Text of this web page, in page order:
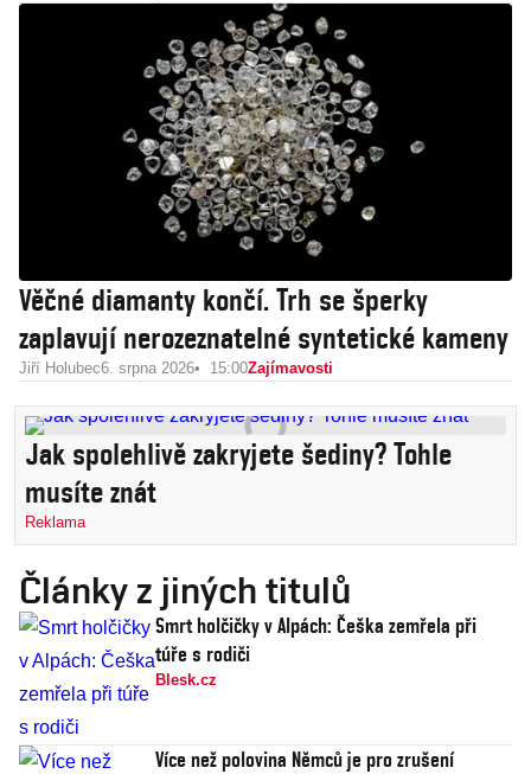
Věčné diamanty končí. Trh se šperky
zaplavují nerozeznatelné syntetické kameny
Jiří Holubec6. srpna 2026 15:00Zajímavosti
Jak spolehlivě zakryjete šediny? Tohle
musíte znát
Reklama
Články z jiných titulů
Smrt holčičky v Alpách: Češka zemřela při
túře s rodiči
Blesk.cz
Více než polovina Němců je pro zrušení